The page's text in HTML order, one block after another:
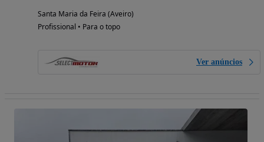
Santa Maria da Feira (Aveiro)
Profissional • Para o topo
Ver anúncios